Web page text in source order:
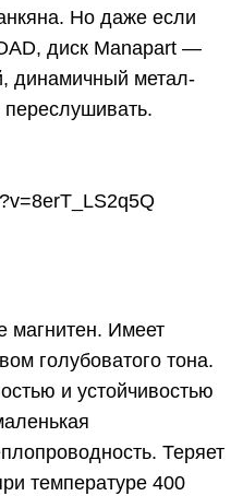
Но даже если
диск Manapart —
динамичный метал-
магнитен. Имеет
голубоватого тона.
и устойчивостью
Теряет
температуре 400